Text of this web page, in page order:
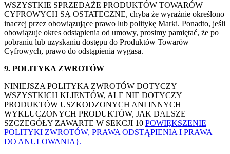
WSZYSTKIE SPRZEDAŻE PRODUKTÓW TOWARÓW
CYFROWYCH SĄ OSTATECZNE, chyba że wyraźnie określono
inaczej przez obowiązujące prawo lub politykę Marki. Ponadto, jeśli
obowiązuje okres odstąpienia od umowy, prosimy pamiętać, że po
pobraniu lub uzyskaniu dostępu do Produktów Towarów
Cyfrowych, prawo do odstąpienia wygasa.
9. POLITYKA ZWROTÓW
NINIEJSZA POLITYKA ZWROTÓW DOTYCZY
WSZYSTKICH KLIENTÓW, ALE NIE DOTYCZY
PRODUKTÓW USZKODZONYCH ANI INNYCH
WYKLUCZONYCH PRODUKTÓW, JAK DALSZE
SZCZEGÓŁY ZAWARTE W SEKCJI ‎10 POWIĘKSZENIE
POLITYKI ZWROTÓW, PRAWA ODSTĄPIENIA I PRAWA
DO ANULOWANIA}.